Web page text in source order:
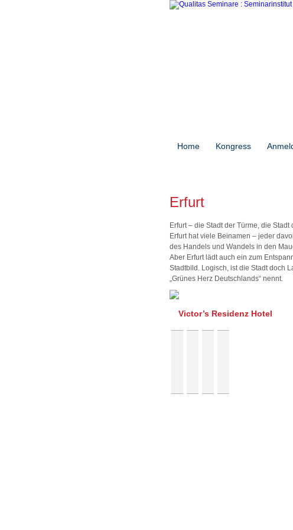
Home Kongress
Erfurt
Erfurt – die Stadt der Türme, die
Erfurt hat viele Beinamen – jeder
des Handels und Wandels in den
Aber Erfurt lädt auch ein zum
Stadtbild. Logisch, ist die Stadt doch
„Grünes Herz Deutschlands“ nennt.
Victor’s Residenz Hotel